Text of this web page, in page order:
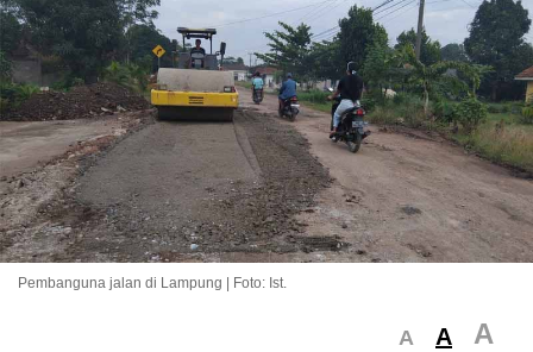
Pembanguna jalan di Lampung | Foto: Ist.
A A A